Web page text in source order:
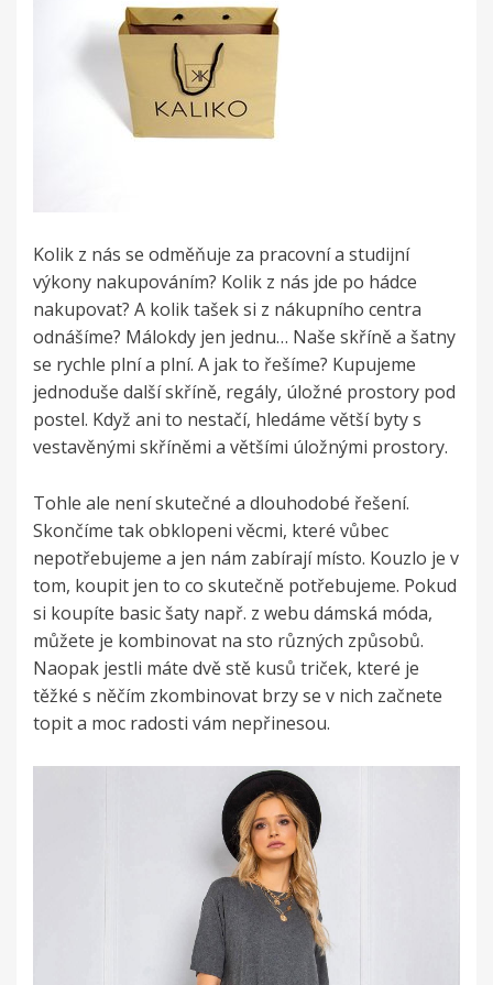
Kolik z nás se odměňuje za pracovní a studijní
výkony nakupováním? Kolik z nás jde po hádce
nakupovat? A kolik tašek si z nákupního centra
odnášíme? Málokdy jen jednu… Naše skříně a šatny
se rychle plní a plní. A jak to řešíme? Kupujeme
jednoduše další skříně, regály, úložné prostory pod
postel. Když ani to nestačí, hledáme větší byty s
vestavěnými skříněmi a většími úložnými prostory.
Tohle ale není skutečné a dlouhodobé řešení.
Skončíme tak obklopeni věcmi, které vůbec
nepotřebujeme a jen nám zabírají místo. Kouzlo je v
tom, koupit jen to co skutečně potřebujeme. Pokud
si koupíte basic šaty např. z webu dámská móda,
můžete je kombinovat na sto různých způsobů.
Naopak jestli máte dvě stě kusů triček, které je
těžké s něčím zkombinovat brzy se v nich začnete
topit a moc radosti vám nepřinesou.